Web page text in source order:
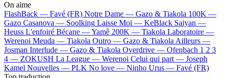
On aime
FlashBack — Favé (FR) Notre Dame — Gazo & Tiakola 100K —
Gazo Casanova — Soolking Laisse Moi — KeBlack Saiyan —
Heuss L'enfoiré Bécane —Yamê 200K — Tiakola Laboratoire —
Werenoi Meuda — Tiakola Outro — Gazo & TiakolaAilleurs —
Josman Interlude — Gazo & Tiakola Overdrive — Ofenbach 1 2 3
4 — ZOKUSH La League — Werenoi Celui qui part — Joseph
Kamel Nouvelles — PLK No love — Ninho Urus — Favé (FR)